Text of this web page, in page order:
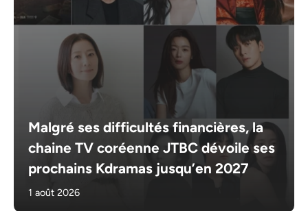
Malgré ses difficultés financières, la
chaine TV coréenne JTBC dévoile ses
prochains Kdramas jusqu’en 2027
1 août 2026